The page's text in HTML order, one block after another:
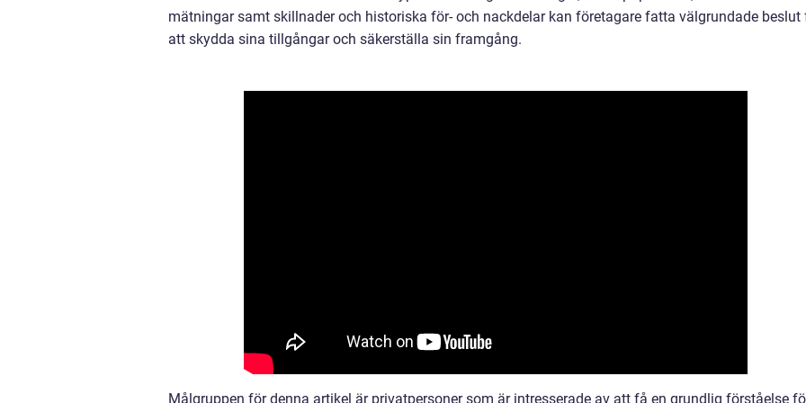
mätningar samt skillnader och historiska för- och nackdelar kan företagare fatta välgrundade beslut
att skydda sina tillgångar och säkerställa sin framgång.
Målgruppen för denna artikel är privatpersoner som är intresserade av att få en grundlig förståelse